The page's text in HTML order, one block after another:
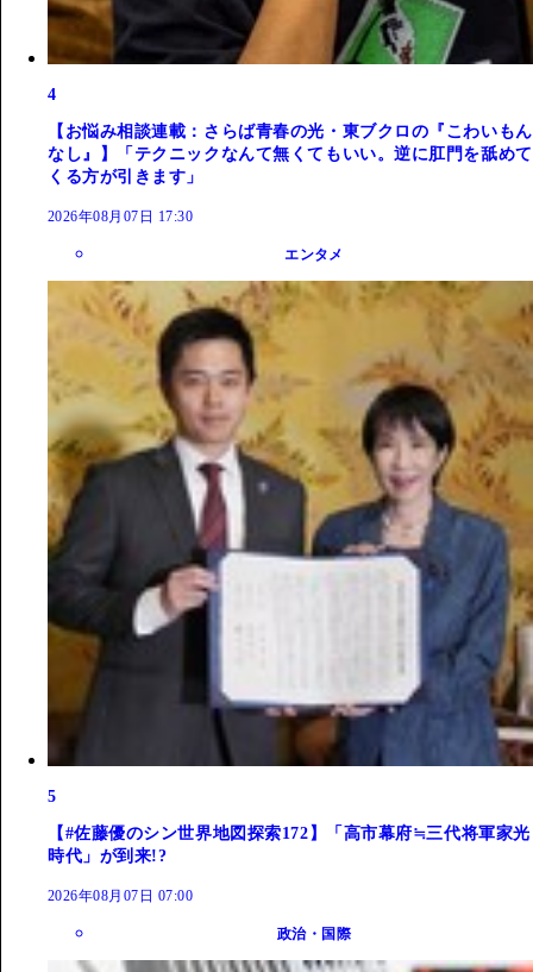
4
【お悩み相談連載：さらば青春の光・東ブクロの『こわいもん
なし』】「テクニックなんて無くてもいい。逆に肛門を舐めて
くる方が引きます」
2026年08月07日 17:30
エンタメ
5
【#佐藤優のシン世界地図探索172】「高市幕府≒三代将軍家光
時代」が到来!?
2026年08月07日 07:00
政治・国際